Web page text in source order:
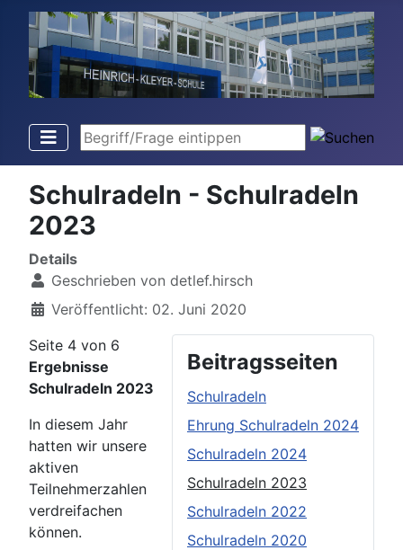
Begriff/Frage eintippen
Schulradeln - Schulradeln
2023
Details
Geschrieben von detlef.hirsch
Veröffentlicht: 02. Juni 2020
Beitragsseiten
Schulradeln
Ehrung Schulradeln 2024
Schulradeln 2024
Schulradeln 2023
Schulradeln 2022
Schulradeln 2020
Seite 4 von 6
Ergebnisse
Schulradeln 2023
In diesem Jahr
hatten wir unsere
aktiven
Teilnehmerzahlen
verdreifachen
können.